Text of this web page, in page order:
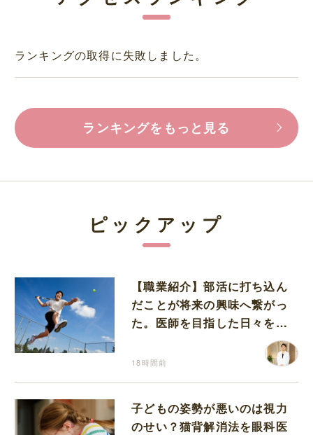
ランキングの取得に失敗しました。
ランキングをもっと見る
ピックアップ
【職業紹介】部活に打ち込ん
だことが将来の興味へ繋がっ
た。医師を目指した日々を振
18時間前
子どもの姿勢が悪いのは視力
のせい？猫背解消法を眼科医